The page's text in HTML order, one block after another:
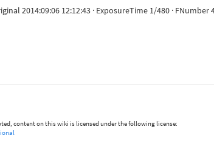
2014:09:06 12:12:43 · ExposureTime 1/480 · FNumber
content on this wiki is licensed under the following license: